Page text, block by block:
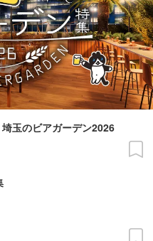
玉のビアガーデン2026